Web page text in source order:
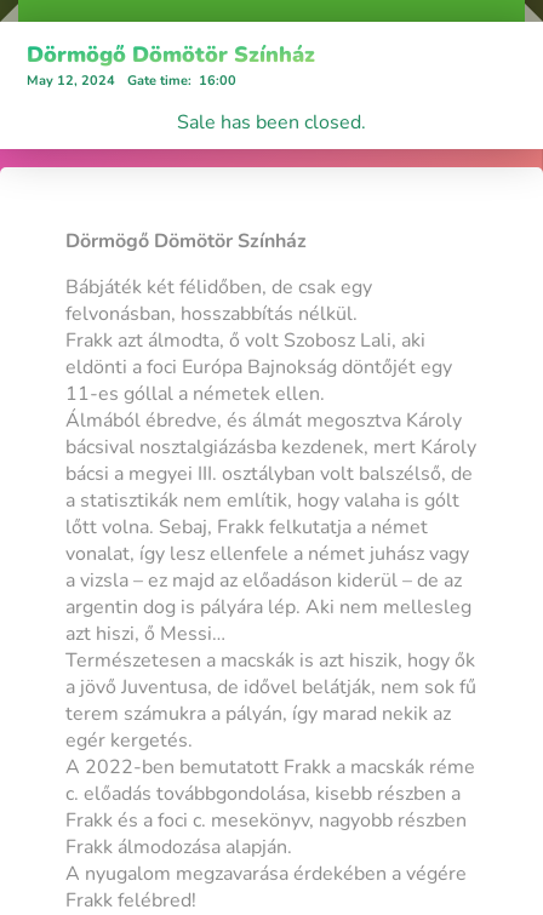
Dörmögő Dömötör Színház
May 12, 2024 Gate time: 16:00
Sale has been closed.
Dörmögő Dömötör Színház
Bábjáték két félidőben, de csak egy
felvonásban, hosszabbítás nélkül.
Frakk azt álmodta, ő volt Szobosz Lali, aki
eldönti a foci Európa Bajnokság döntőjét egy
11-es góllal a németek ellen.
Álmából ébredve, és álmát megosztva Károly
bácsival nosztalgiázásba kezdenek, mert Károly
bácsi a megyei III. osztályban volt balszélső, de
a statisztikák nem említik, hogy valaha is gólt
lőtt volna. Sebaj, Frakk felkutatja a német
vonalat, így lesz ellenfele a német juhász vagy
a vizsla – ez majd az előadáson kiderül – de az
argentin dog is pályára lép. Aki nem mellesleg
azt hiszi, ő Messi…
Természetesen a macskák is azt hiszik, hogy ők
a jövő Juventusa, de idővel belátják, nem sok fű
terem számukra a pályán, így marad nekik az
egér kergetés.
A 2022-ben bemutatott Frakk a macskák réme
c. előadás továbbgondolása, kisebb részben a
Frakk és a foci c. mesekönyv, nagyobb részben
Frakk álmodozása alapján.
A nyugalom megzavarása érdekében a végére
Frakk felébred!